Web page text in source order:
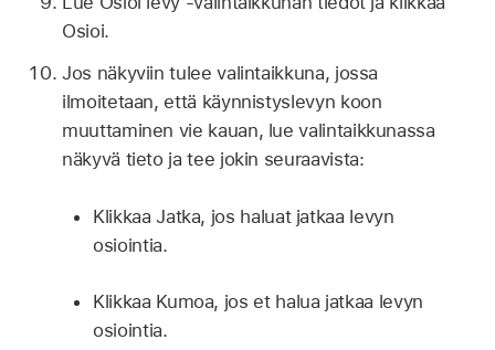
Osioi.
Jos näkyviin tulee valintaikkuna, jossa
ilmoitetaan, että käynnistyslevyn koon
muuttaminen vie kauan, lue valintaikkunassa
näkyvä tieto ja tee jokin seuraavista:
Klikkaa Jatka, jos haluat jatkaa levyn
osiointia.
Klikkaa Kumoa, jos et halua jatkaa levyn
osiointia.